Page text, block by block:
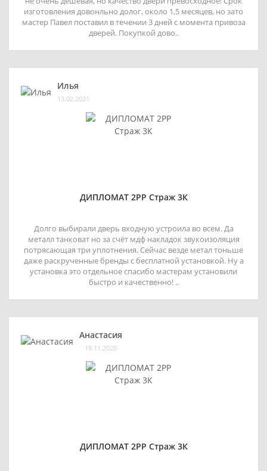
изготовления довонльно долог, около 1,5 месяцев, но зато
мастер Павел поставил в течении 3 дней с момента привоза
дверей. Покупкой дово..
Илья
13.02.2021
ДИПЛОМАТ 2РР Страж 3К
Долго выбирали дверь входную устроила во всем. Да
металл танковат но за счёт мдф накладок звукоизоляция
потрясающая три уплотнения. Сейчас везде метал тоньше
даже раскрученные бренды с бесплатной установкой. Ну а
установка это отдельное спасибо мастерам установили
быстро и качественно! ..
Анастасия
19.11.2020
ДИПЛОМАТ 2РР Страж 3К